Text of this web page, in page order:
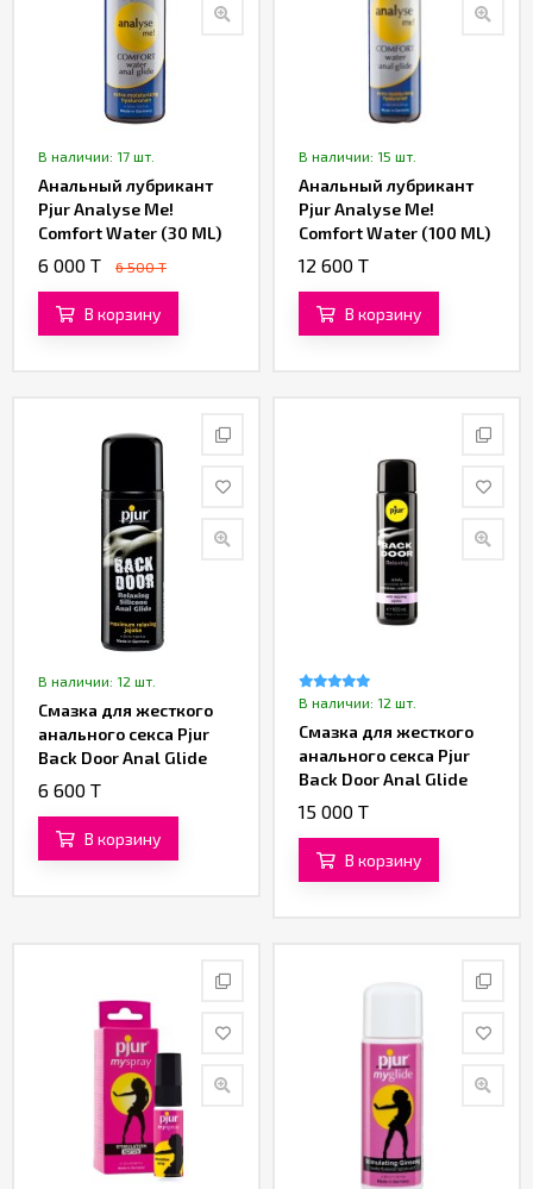
В наличии: 17 шт.
Анальный лубрикант
Pjur Analyse Me!
Comfort Water (30 ML)
6 000 T 6 500 T
В корзину
В наличии: 15 шт.
Анальный лубрикант
Pjur Analyse Me!
Comfort Water (100 ML)
12 600 T
В корзину
В наличии: 12 шт.
Смазка для жесткого
анального секса Pjur
Back Door Anal Glide
(30 ML)
6 600 T
В корзину
В наличии: 12 шт.
Смазка для жесткого
анального секса Pjur
Back Door Anal Glide
(100 ML)
15 000 T
В корзину